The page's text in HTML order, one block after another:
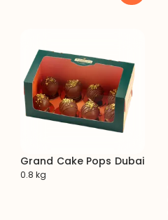
Grand Cake Pops Dubai
0.8 kg